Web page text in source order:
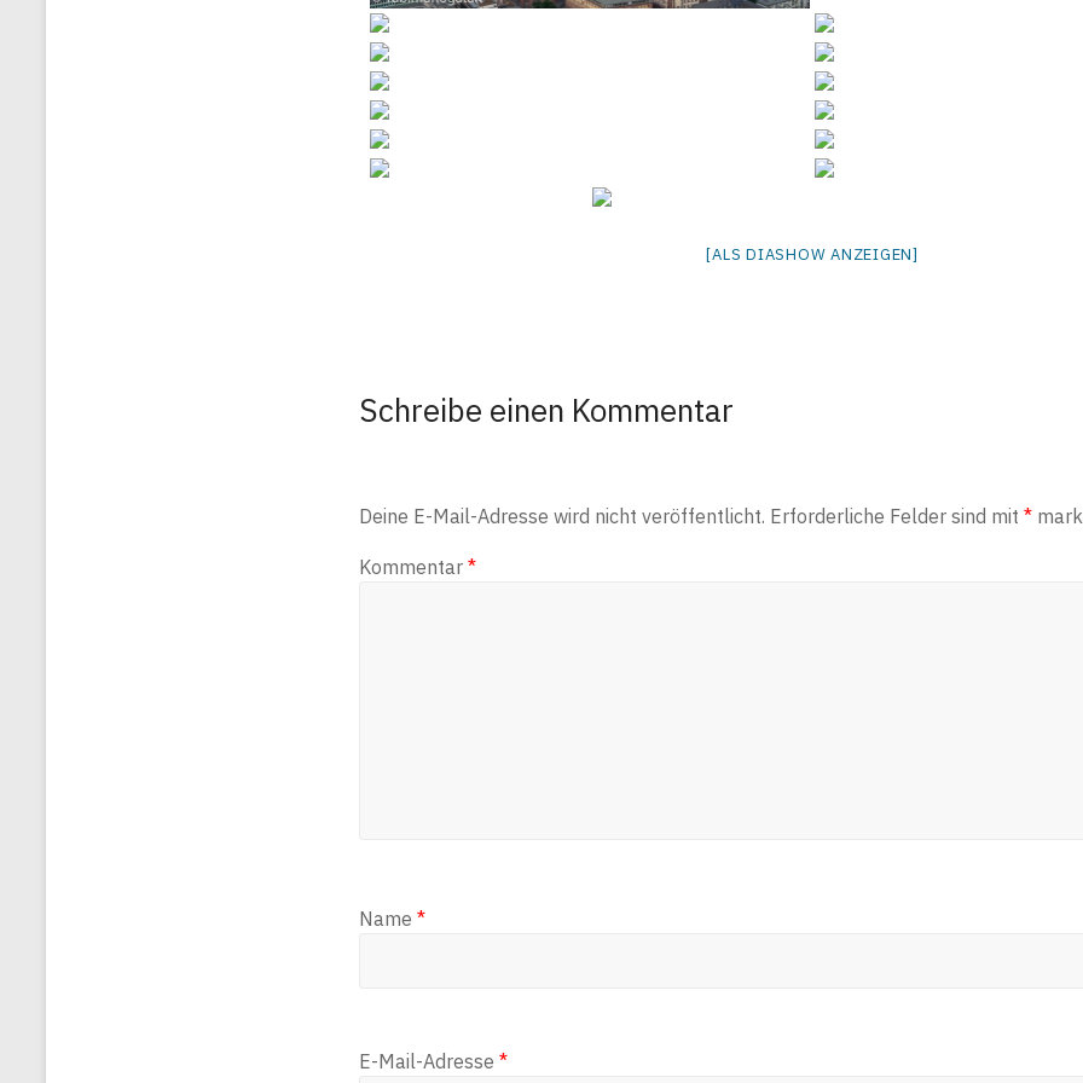
[ALS DIASHOW ANZEIGEN]
Schreibe einen Kommentar
Deine E-Mail-Adresse wird nicht veröffentlicht. Erforderliche Felder sind mit *
Kommentar *
Name *
E-Mail-Adresse *